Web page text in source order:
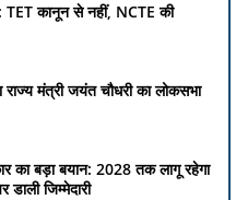
TET कानून से नहीं, NCTE की
राज्य मंत्री जयंत चौधरी का लोकसभा
का बड़ा बयान: 2028 तक लागू रहेगा
जिम्मेदारी